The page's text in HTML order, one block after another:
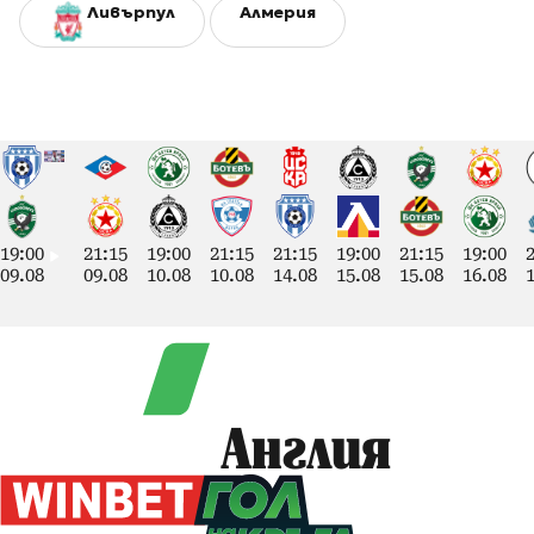
Ливърпул Алмерия
19:00
09.08
21:15
09.08
19:00
10.08
21:15
10.08
21:15
14.08
19:00
15.08
21:15
15.08
19:00
16.08
Англия